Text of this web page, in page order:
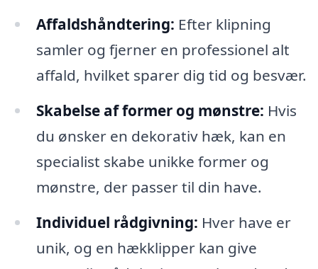
Affaldshåndtering: Efter klipning
samler og fjerner en professionel alt
affald, hvilket sparer dig tid og besvær.
Skabelse af former og mønstre: Hvis
du ønsker en dekorativ hæk, kan en
specialist skabe unikke former og
mønstre, der passer til din have.
Individuel rådgivning: Hver have er
unik, og en hækklipper kan give